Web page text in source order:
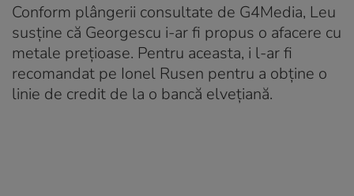
Conform plângerii consultate de G4Media, Leu
susține că Georgescu i-ar fi propus o afacere cu
metale prețioase. Pentru aceasta, i l-ar fi
recomandat pe Ionel Rusen pentru a obține o
linie de credit de la o bancă elvețiană.